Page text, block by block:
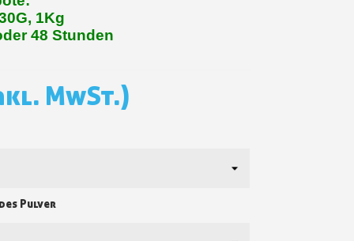
weniger als 1 Minute
Sie Einkaufsgutscheine
innerhalb von 14 Tagen
1Kg
48 Stunden
MwSt.)
Pulver